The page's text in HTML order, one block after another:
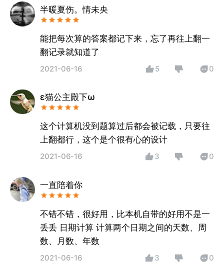
半暖夏伤。情未央
能把每次算的答案都记下来，忘了再往上翻一
翻记录就知道了
2021-06-16 5 0
ε猫公主殿下ω
这个计算机没到题算过后都会被记载，只要往
上翻都行，这个是个很有心的设计
2021-06-16 3 0
一直陪着你
不错不错，很好用，比本机自带的好用不是一
丢丢 日期计算 计算两个日期之间的天数、周
数、月数、年数
2021-06-16 3 0